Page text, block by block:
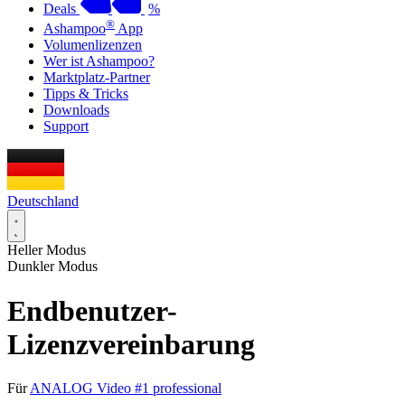
Deals
%
Ashampoo® App
Volumenlizenzen
Wer ist Ashampoo?
Marktplatz-Partner
Tipps & Tricks
Downloads
Support
Deutschland
Heller Modus
Dunkler Modus
Endbenutzer-
Lizenzvereinbarung
FürANALOG Video #1 professional